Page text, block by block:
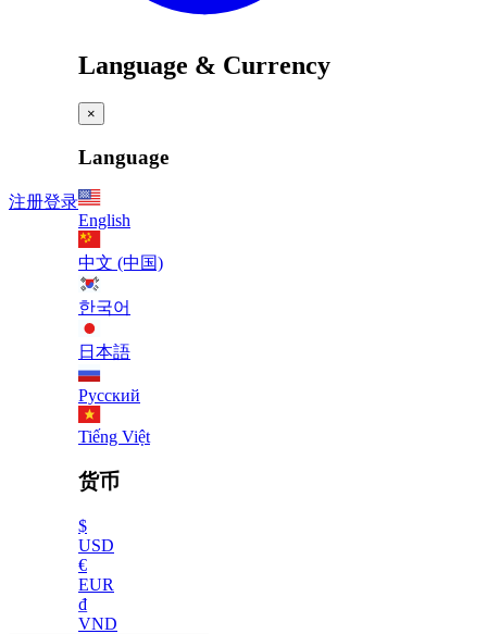
注册登录
Language & Currency
×
Language
English
中文 (中国)
한국어
日本語
Русский
Tiếng Việt
货币
$
USD
€
EUR
₫
VND